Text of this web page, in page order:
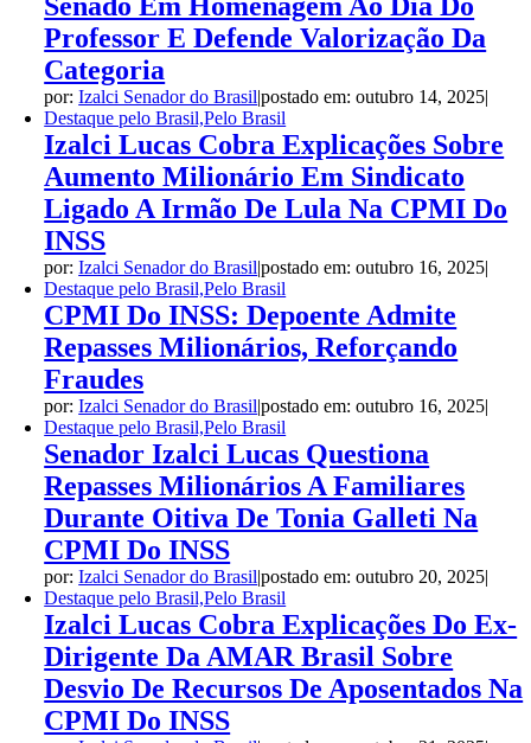
Professor E Defende Valorização Da
Categoria
por:Izalci Senador do Brasil|postado em: outubro 14, 2025|
Destaque pelo Brasil,Pelo Brasil
Izalci Lucas Cobra Explicações Sobre
Aumento Milionário Em Sindicato
Ligado A Irmão De Lula Na CPMI Do
INSS
por:Izalci Senador do Brasil|postado em: outubro 16, 2025|
Destaque pelo Brasil,Pelo Brasil
CPMI Do INSS: Depoente Admite
Repasses Milionários, Reforçando
Fraudes
por:Izalci Senador do Brasil|postado em: outubro 16, 2025|
Destaque pelo Brasil,Pelo Brasil
Senador Izalci Lucas Questiona
Repasses Milionários A Familiares
Durante Oitiva De Tonia Galleti Na
CPMI Do INSS
por:Izalci Senador do Brasil|postado em: outubro 20, 2025|
Destaque pelo Brasil,Pelo Brasil
Izalci Lucas Cobra Explicações Do Ex-
Dirigente Da AMAR Brasil Sobre
Desvio De Recursos De Aposentados Na
CPMI Do INSS